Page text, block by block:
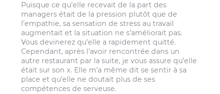
Puisque ce qu’elle recevait de la part des
managers était de la pression plutôt que de
l’empathie, sa sensation de stress au travail
augmentait et la situation ne s’améliorait pas.
Vous devinerez qu’elle a rapidement quitté.
Cependant, après l’avoir rencontrée dans un
autre restaurant par la suite, je vous assure qu’elle
était sur son x. Elle m’a même dit se sentir à sa
place et qu’elle ne doutait plus de ses
compétences de serveuse.